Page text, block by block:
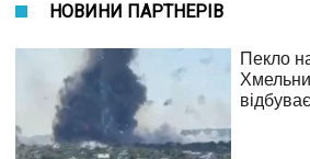
НОВИНИ ПАРТНЕРІВ